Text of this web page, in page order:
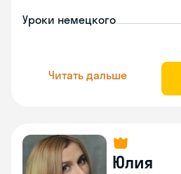
Уроки немецкого
Читать дальше
Юлия